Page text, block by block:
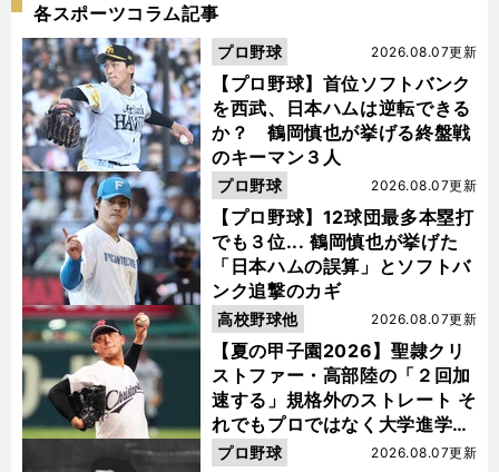
各スポーツコラム記事
【プロ野球】首位ソフトバンク
を西武、日本ハムは逆転できる
か？ 鶴岡慎也が挙げる終盤戦
のキーマン３人
2026.08.07更新
プロ野球
【プロ野球】12球団最多本塁打
でも３位... 鶴岡慎也が挙げた
「日本ハムの誤算」とソフトバ
ンク追撃のカギ
2026.08.07更新
プロ野球
【夏の甲子園2026】聖隷クリ
ストファー・高部陸の「２回加
速する」規格外のストレート そ
れでもプロではなく大学進学を
選ぶ理由
2026.08.07更新
高校野球他
2026.08.07更新
プロ野球